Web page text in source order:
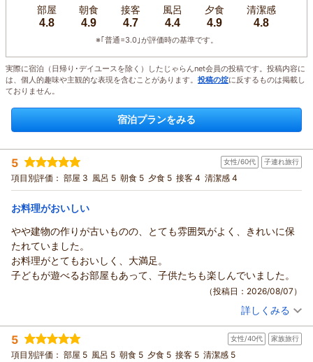
部屋
4.8
朝食
4.9
接客
4.7
風呂
4.4
夕食
4.9
清潔感
4.8
※｢普通=3.0｣が評価時の基準です。
実際に宿泊（日帰り･デイユースを除く）したじゃらんnet会員の投稿です。投稿内容に
は、個人的趣味や主観的な表現を含むことがあります。 投稿の掟に反するものは掲載し
ておりません。
宿泊プランをみる
5 女性/60代 子連れ旅行
項目別評価： 部屋 3 風呂 5 朝食 5 夕食 5 接客 4 清潔感 4
お料理がおいしい
やや建物の作りが古いものの、とても雰囲気がよく、きれいに保
たれていました。
お料理がとてもおいしく、大満足。
子どもが遊べるお部屋もあって、子供たちも楽しんでいました。
（投稿日：2026/08/07）
投稿者： kinopさん(女性/60代)
宿泊プラン： ★2食付き★メゾネット☆近い！おいしい！うれしい♪☆お子様
歓迎♪☆
和洋室 朝・夕
詳しくみる
5 女性/40代 家族旅行
項目別評価： 部屋 5 風呂 5 朝食 5 夕食 5 接客 5 清潔感 5